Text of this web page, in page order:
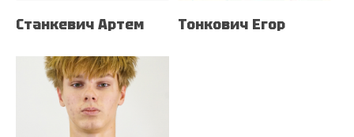
Станкевич Артем Тонкович Егор